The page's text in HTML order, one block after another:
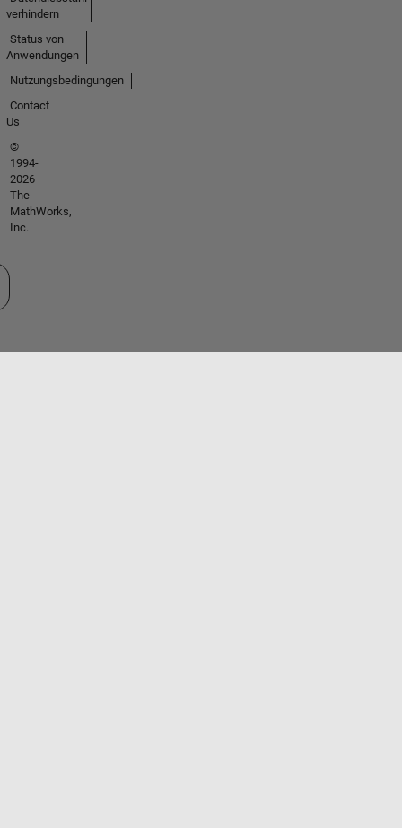
verhindern
Status von
Anwendungen
Nutzungsbedingungen
Contact
Us
©
1994-
2026
The
MathWorks,
Inc.